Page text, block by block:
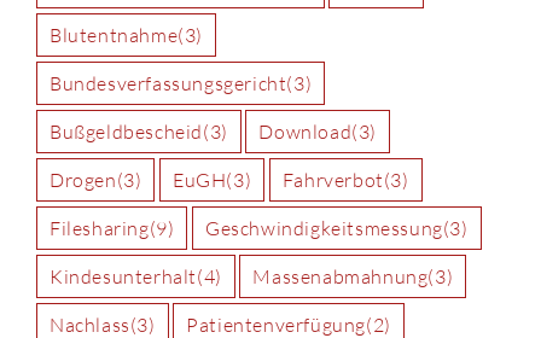
Blutentnahme(3)
Bundesverfassungsgericht(3)
Bußgeldbescheid(3) Download(3)
Drogen(3) EuGH(3) Fahrverbot(3)
Filesharing(9) Geschwindigkeitsmessung(3)
Kindesunterhalt(4) Massenabmahnung(3)
Nachlass(3) Patientenverfügung(2)